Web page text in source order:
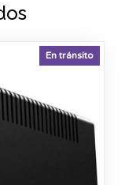
En tránsito